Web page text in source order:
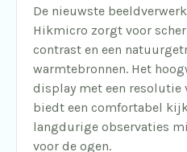
De nieuwste
Hikmicro zorgt voor
contrast en een
warmtebronnen. Het
display met een resolutie
biedt een comfortabel
langdurige observaties
voor de ogen.